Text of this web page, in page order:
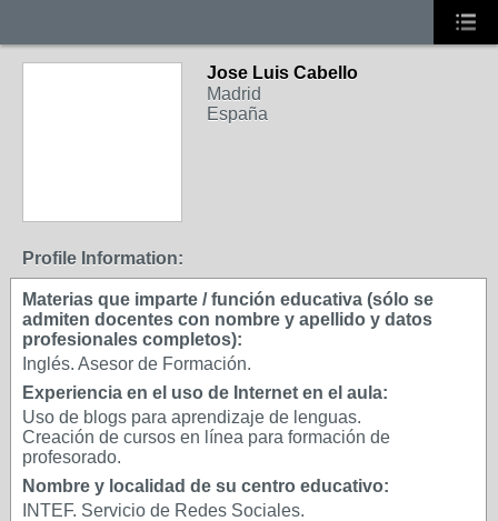
Jose Luis Cabello
Madrid
España
Profile Information:
Materias que imparte / función educativa (sólo se
admiten docentes con nombre y apellido y datos
profesionales completos):
Inglés. Asesor de Formación.
Experiencia en el uso de Internet en el aula:
Uso de blogs para aprendizaje de lenguas.
Creación de cursos en línea para formación de
profesorado.
Nombre y localidad de su centro educativo:
INTEF. Servicio de Redes Sociales.